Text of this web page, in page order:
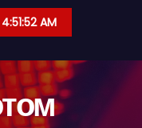
4:51:53 AM